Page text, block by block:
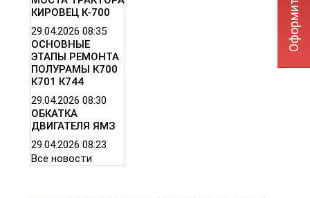
КИРОВЕЦ К-700
29.04.2026 08:35
ОСНОВНЫЕ
ЭТАПЫ РЕМОНТА
ПОЛУРАМЫ К700
К701 К744
29.04.2026 08:30
ОБКАТКА
ДВИГАТЕЛЯ ЯМЗ
29.04.2026 08:23
Все новости